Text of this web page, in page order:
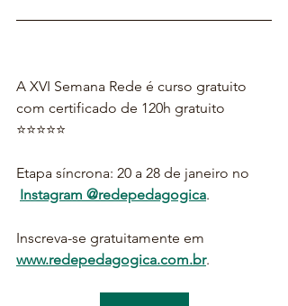
A XVI Semana Rede é curso gratuito
com certificado de 120h gratuito
⭐⭐⭐⭐⭐
Etapa síncrona: 20 a 28 de janeiro no
Instagram @redepedagogica.
Inscreva-se gratuitamente em
www.redepedagogica.com.br.